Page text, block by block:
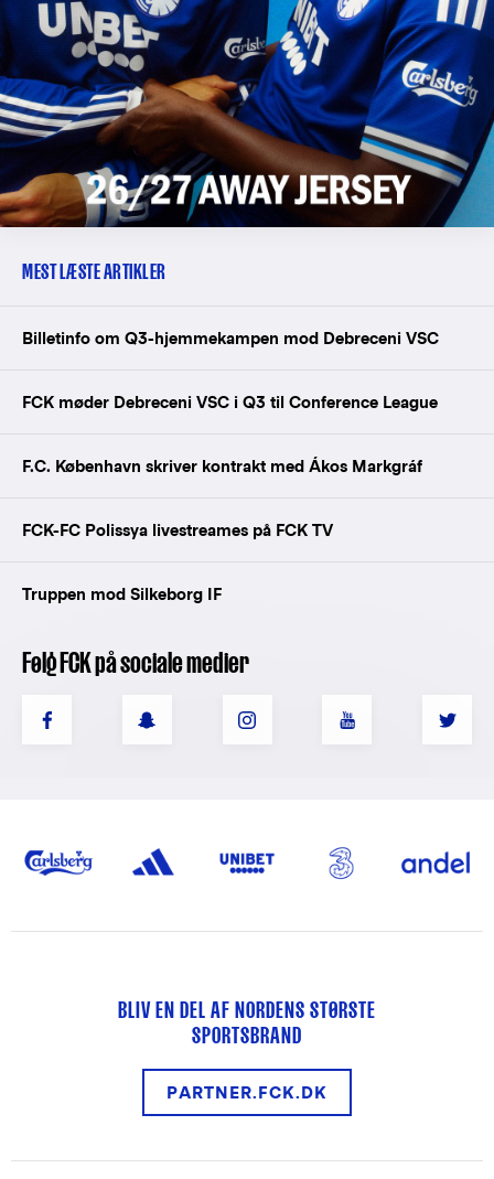
MEST LÆSTE ARTIKLER
Billetinfo om Q3-hjemmekampen mod Debreceni VSC
FCK møder Debreceni VSC i Q3 til Conference League
F.C. København skriver kontrakt med Ákos Markgráf
FCK-FC Polissya livestreames på FCK TV
Truppen mod Silkeborg IF
Følg FCK på sociale medier
BLIV EN DEL AF NORDENS STØRSTE
SPORTSBRAND
PARTNER.FCK.DK